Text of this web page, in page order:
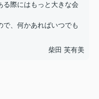
る際にはもっと大きな会
で、何かあればいつでも
柴田 芙有美